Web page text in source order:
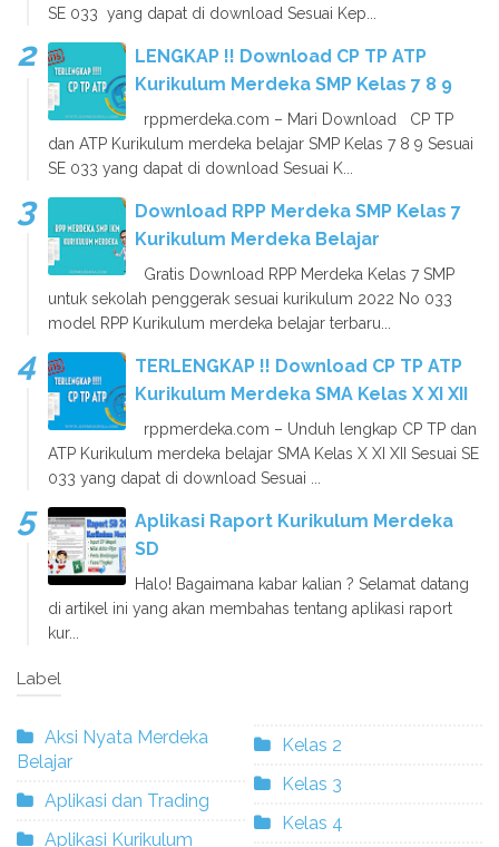
SE 033 yang dapat di download Sesuai Kep...
LENGKAP !! Download CP TP ATP
Kurikulum Merdeka SMP Kelas 7 8 9
rppmerdeka.com – Mari Download CP TP
dan ATP Kurikulum merdeka belajar SMP Kelas 7 8 9 Sesuai
SE 033 yang dapat di download Sesuai K...
Download RPP Merdeka SMP Kelas 7
Kurikulum Merdeka Belajar
Gratis Download RPP Merdeka Kelas 7 SMP
untuk sekolah penggerak sesuai kurikulum 2022 No 033
model RPP Kurikulum merdeka belajar terbaru...
TERLENGKAP !! Download CP TP ATP
Kurikulum Merdeka SMA Kelas X XI XII
rppmerdeka.com – Unduh lengkap CP TP dan
ATP Kurikulum merdeka belajar SMA Kelas X XI XII Sesuai SE
033 yang dapat di download Sesuai ...
Aplikasi Raport Kurikulum Merdeka
SD
Halo! Bagaimana kabar kalian ? Selamat datang
di artikel ini yang akan membahas tentang aplikasi raport
kur...
Label
Aksi Nyata Merdeka
Belajar
Aplikasi dan Trading
Aplikasi Kurikulum
Kelas 2
Kelas 3
Kelas 4